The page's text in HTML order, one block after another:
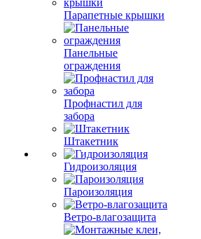
Парапетные крышки
Панельные
ограждения
Профнастил для
забора
Штакетник
Гидроизоляция
Пароизоляция
Ветро-влагозащита